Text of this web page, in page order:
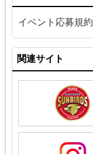
イベント応募規約
関連サイト